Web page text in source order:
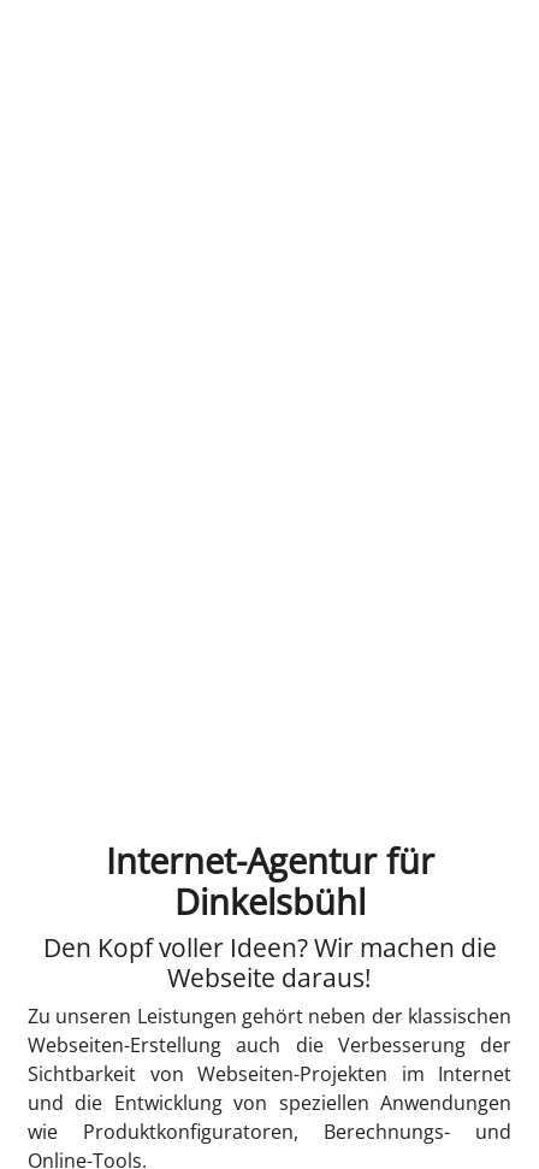
Internet-Agentur für
Dinkelsbühl
Den Kopf voller Ideen? Wir machen die
Webseite daraus!
Zu unseren Leistungen gehört neben der klassischen
Webseiten-Erstellung auch die Verbesserung der
Sichtbarkeit von Webseiten-Projekten im Internet
und die Entwicklung von speziellen Anwendungen
wie Produktkonfiguratoren, Berechnungs- und
Online-Tools.